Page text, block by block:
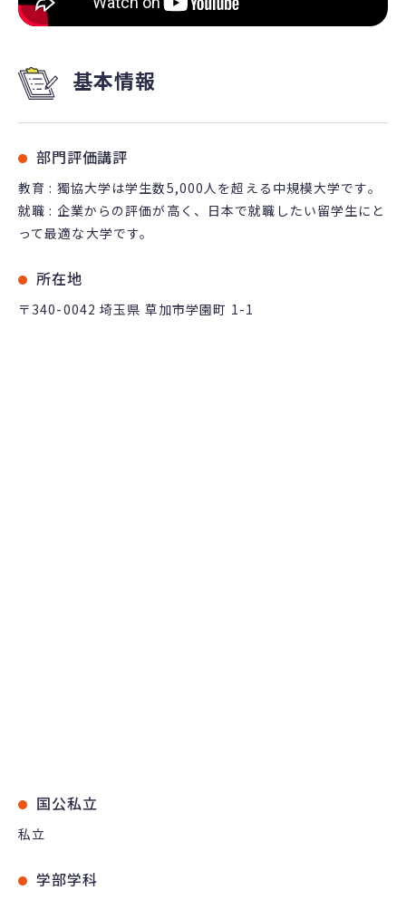
基本情報
部門評価講評
教育 : 獨協大学は学生数5,000人を超える中規模大学です。
就職 : 企業からの評価が高く、日本で就職したい留学生にと
って最適な大学です。
所在地
〒340-0042 埼玉県 草加市学園町 1-1
国公私立
私立
学部学科